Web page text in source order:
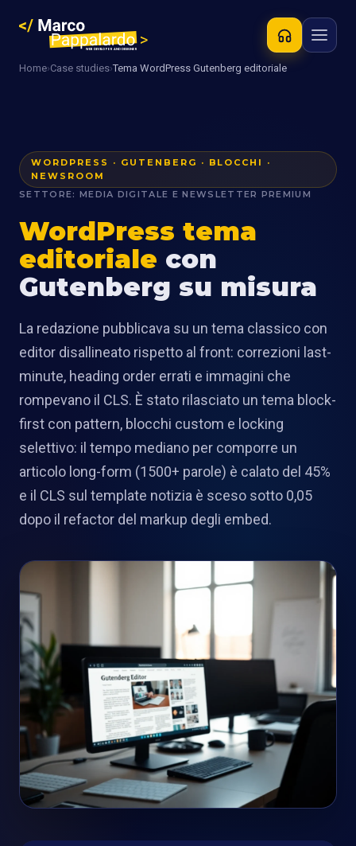
Home›Case studies›Tema WordPress Gutenberg editoriale
WORDPRESS · GUTENBERG · BLOCCHI ·
NEWSROOM
SETTORE: MEDIA DIGITALE E NEWSLETTER PREMIUM
WordPress tema
editoriale con
Gutenberg su misura
La redazione pubblicava su un tema classico con
editor disallineato rispetto al front: correzioni last-
minute, heading order errati e immagini che
rompevano il CLS. È stato rilasciato un tema block-
first con pattern, blocchi custom e locking
selettivo: il tempo mediano per comporre un
articolo long-form (1500+ parole) è calato del 45%
e il CLS sul template notizia è sceso sotto 0,05
dopo il refactor del markup degli embed.